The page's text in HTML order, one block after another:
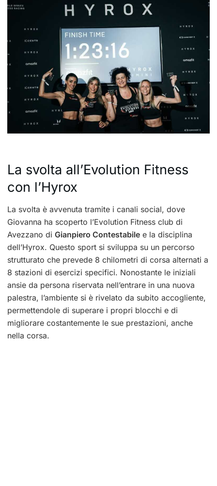
La svolta all’Evolution Fitness
con l’Hyrox
La svolta è avvenuta tramite i canali social, dove
Giovanna ha scoperto l’Evolution Fitness club di
Avezzano di Gianpiero Contestabile e la disciplina
dell’Hyrox. Questo sport si sviluppa su un percorso
strutturato che prevede 8 chilometri di corsa alternati a
8 stazioni di esercizi specifici. Nonostante le iniziali
ansie da persona riservata nell’entrare in una nuova
palestra, l’ambiente si è rivelato da subito accogliente,
permettendole di superare i propri blocchi e di
migliorare costantemente le sue prestazioni, anche
nella corsa.